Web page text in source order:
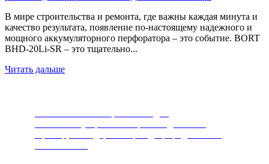
В мире строительства и ремонта, где важны каждая минута и
качество результата, появление по-настоящему надежного и
мощного аккумуляторного перфоратора – это событие. BORT
BHD-20Li-SR – это тщательно...
Читать дальше